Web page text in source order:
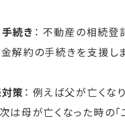
続き ： 不動産の相続登
解約の手続きを支援しま
策 ： 例えば父が亡くな
は母が亡くなった時の